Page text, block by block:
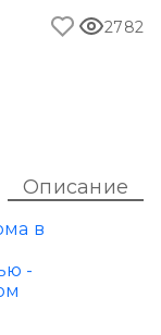
2782
Описание